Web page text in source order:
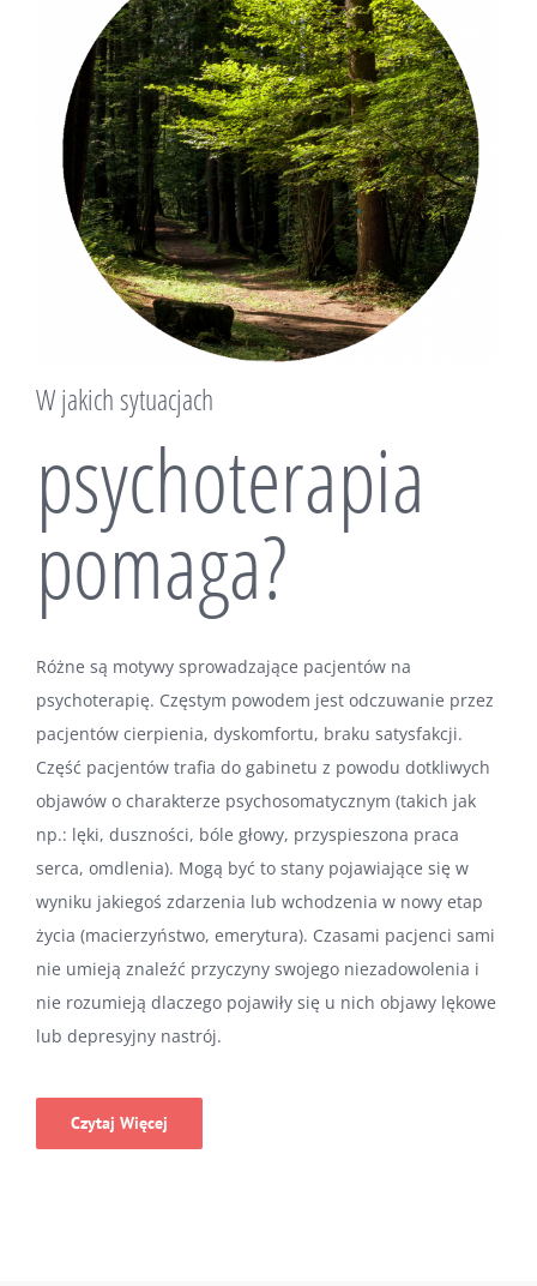
W jakich sytuacjach
psychoterapia
pomaga?
Różne są motywy sprowadzające pacjentów na
psychoterapię. Częstym powodem jest odczuwanie przez
pacjentów cierpienia, dyskomfortu, braku satysfakcji.
Część pacjentów trafia do gabinetu z powodu dotkliwych
objawów o charakterze psychosomatycznym (takich jak
np.: lęki, duszności, bóle głowy, przyspieszona praca
serca, omdlenia). Mogą być to stany pojawiające się w
wyniku jakiegoś zdarzenia lub wchodzenia w nowy etap
życia (macierzyństwo, emerytura). Czasami pacjenci sami
nie umieją znaleźć przyczyny swojego niezadowolenia i
nie rozumieją dlaczego pojawiły się u nich objawy lękowe
lub depresyjny nastrój.
Czytaj Więcej